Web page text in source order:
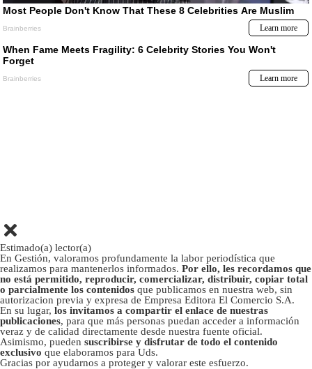
Estimado(a) lector(a)
En Gestión, valoramos profundamente la labor periodística que
realizamos para mantenerlos informados. Por ello, les recordamos que
no está permitido, reproducir, comercializar, distribuir, copiar total
o parcialmente los contenidos que publicamos en nuestra web, sin
autorizacion previa y expresa de Empresa Editora El Comercio S.A.
En su lugar, los invitamos a compartir el enlace de nuestras
publicaciones, para que más personas puedan acceder a información
veraz y de calidad directamente desde nuestra fuente oficial.
Asimismo, pueden suscribirse y disfrutar de todo el contenido
exclusivo que elaboramos para Uds.
Gracias por ayudarnos a proteger y valorar este esfuerzo.